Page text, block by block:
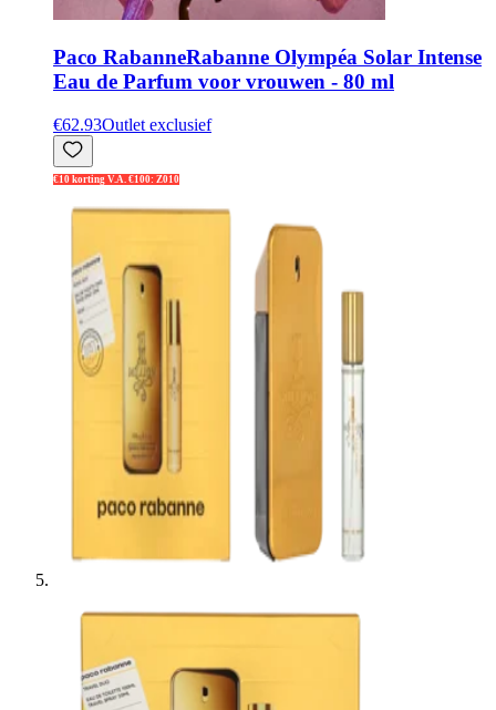
Paco RabanneRabanne Olympéa Solar Intense
Eau de Parfum voor vrouwen - 80 ml
€62.93Outlet exclusief
€10 korting V.A. €100: Z010